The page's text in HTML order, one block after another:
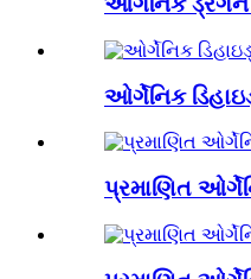
ઓર્ગેનિક
પ્રમાણિત